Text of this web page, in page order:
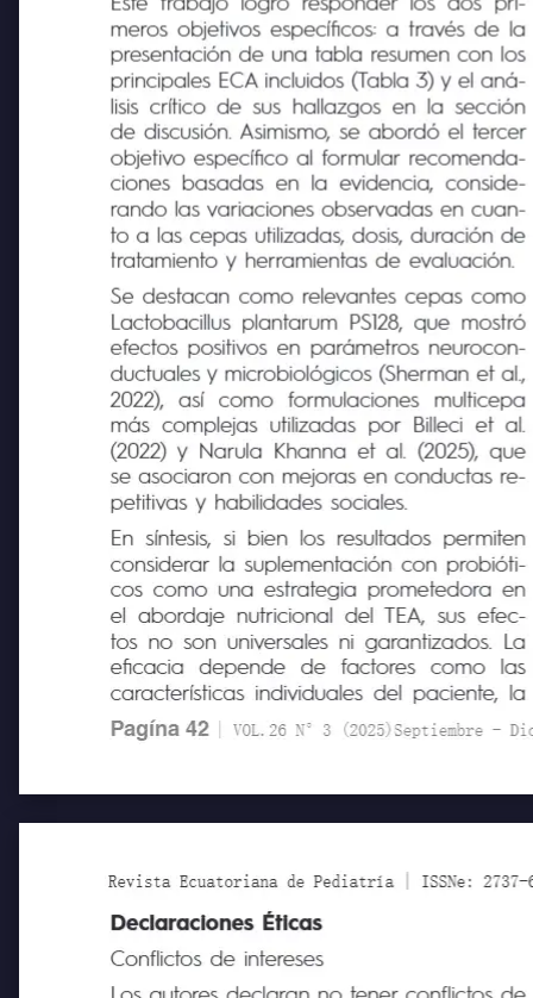
Pagína 42 | VOL.26 N°3 (2025)Septiembre -
Este trabajo logró responder los dos pri-
meros objetivos específicos: a través de la
presentación de una tabla resumen con los
principales ECA incluidos (Tabla 3) y el aná-
lisis crítico de sus hallazgos en la sección
de discusión. Asimismo, se abordó el tercer
objetivo específico al formular recomenda-
ciones basadas en la evidencia, conside-
rando las variaciones observadas en cuan-
to a las cepas utilizadas, dosis, duración de
tratamiento y herramientas de evaluación.
Se destacan como relevantes cepas como
Lactobacillus plantarum PS128, que mostró
efectos positivos en parámetros neurocon-
ductuales y microbiológicos (Sherman et al.,
2022), así como formulaciones multicepa
más complejas utilizadas por Billeci et al.
(2022) y Narula Khanna et al. (2025), que
se asociaron con mejoras en conductas re-
petitivas y habilidades sociales.
En síntesis, si bien los resultados permiten
considerar la suplementación con probióti-
cos como una estrategia prometedora en
el abordaje nutricional del TEA, sus efec-
tos no son universales ni garantizados. La
eficacia
depende de factores como
las
características individuales del paciente, la